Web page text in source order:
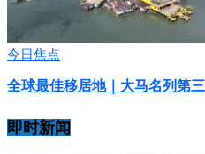
今日焦点
全球最佳移居地｜大马名列第三
即时新闻